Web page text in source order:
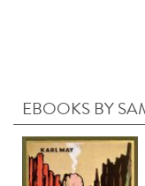
EBOOKS BY